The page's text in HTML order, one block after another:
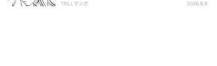
TRILLマンガ 2026.8.8